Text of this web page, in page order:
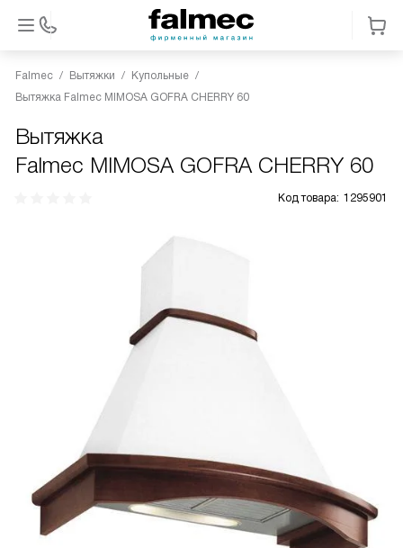
Falmec Вытяжки
Купольные
Вытяжка Falmec MIMOSA GOFRA CHERRY 60
Вытяжка
Falmec MIMOSA GOFRA CHERRY 60
Код товара: 1295901